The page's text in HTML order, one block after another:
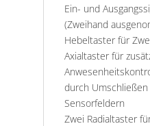
Ein- und
(Zweihand
Hebeltaster für
Axialtaster für
durch
Sensorfeldern
Zwei Radialtaster